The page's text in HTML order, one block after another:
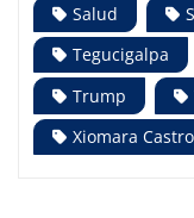
Salud
Tegucigalpa
Trump
Xiomara Castro